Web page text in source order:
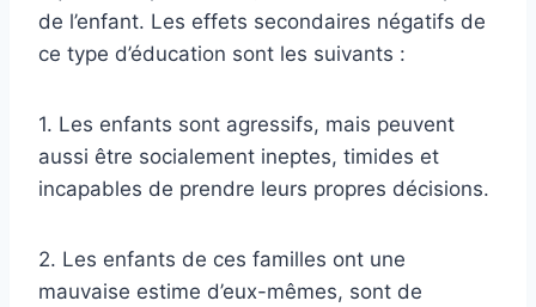
de l’enfant. Les effets secondaires négatifs de
ce type d’éducation sont les suivants :
1. Les enfants sont agressifs, mais peuvent
aussi être socialement ineptes, timides et
incapables de prendre leurs propres décisions.
2. Les enfants de ces familles ont une
mauvaise estime d’eux-mêmes, sont de